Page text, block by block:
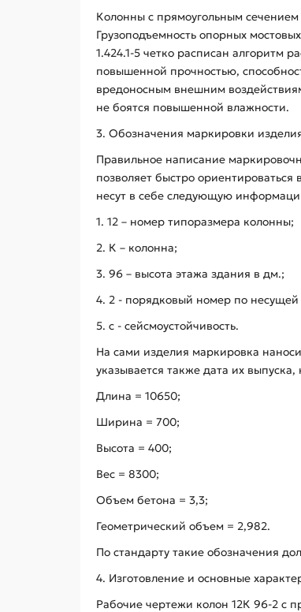
Колонны с прямоугольным
Грузоподъемность опорных
1.424.1-5 четко расписан алгоритм
повышенной прочностью,
вредоносным внешним
не боятся повышенной влажности.
3. Обозначения маркировки
Правильное написание
позволяет быстро
несут в себе следующую
1. 12 – номер типоразмера колонны;
2. К – колонна;
3. 96 – высота этажа здания в дм.;
4. 2 - порядковый номер по несущей
5. с - сейсмоустойчивость.
На сами изделия маркировка
указывается также дата их
Длина = 10650;
Ширина = 700;
Высота = 400;
Вес = 8300;
Объем бетона = 3,3;
Геометрический объем = 2,982.
По стандарту такие обозначения
4. Изготовление и основные
Рабочие чертежи колон 12К 96-2 с